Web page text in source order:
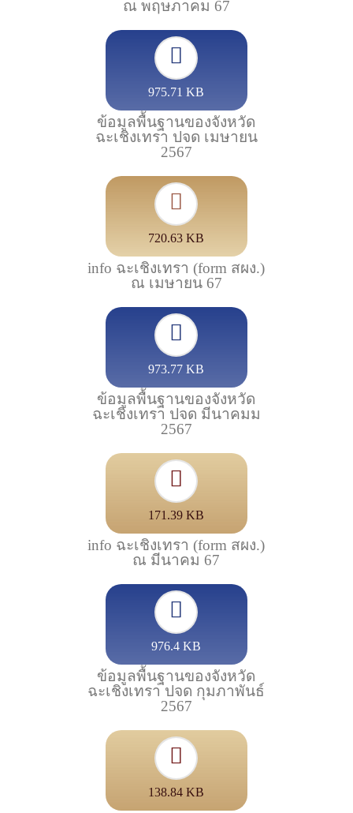
ณ พฤษภาคม 67
975.71 KB
ข้อมูลพื้นฐานของจังหวัด
ฉะเชิงเทรา ปจด เมษายน
2567
720.63 KB
info ฉะเชิงเทรา (form สผง.)
ณ เมษายน 67
973.77 KB
ข้อมูลพื้นฐานของจังหวัด
ฉะเชิงเทรา ปจด มีนาคมม
2567
171.39 KB
info ฉะเชิงเทรา (form สผง.)
ณ มีนาคม 67
976.4 KB
ข้อมูลพื้นฐานของจังหวัด
ฉะเชิงเทรา ปจด กุมภาพันธ์
2567
138.84 KB